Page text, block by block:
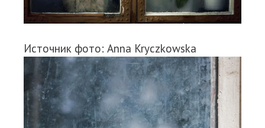
Источник фото: Anna Kryczkowska